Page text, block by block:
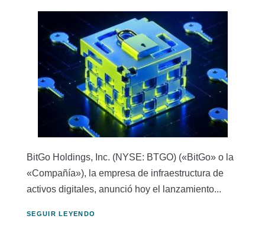
BitGo Holdings, Inc. (NYSE: BTGO) («BitGo» o la
«Compañía»), la empresa de infraestructura de
activos digitales, anunció hoy el lanzamiento...
SEGUIR LEYENDO